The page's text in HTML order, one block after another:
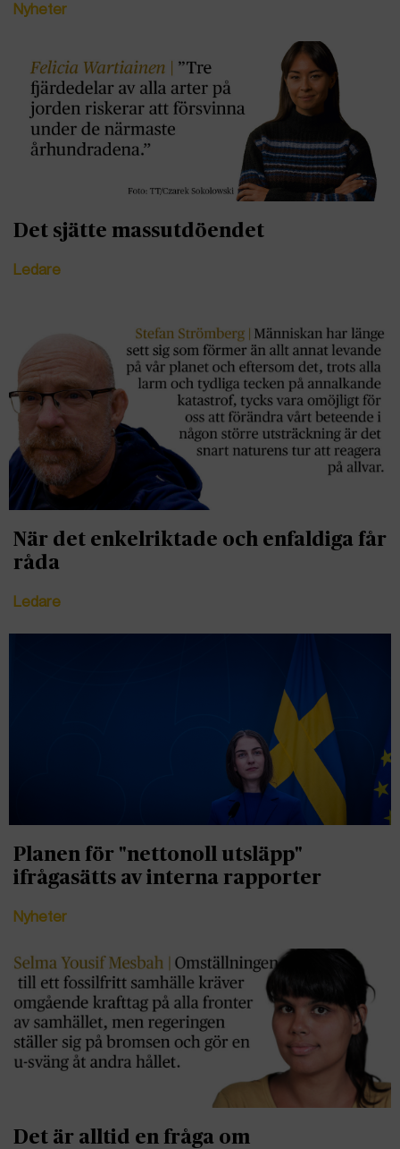
Nyheter
Det sjätte massutdöendet
Ledare
När det enkelriktade och enfaldiga får
råda
Ledare
Planen för "nettonoll utsläpp"
ifrågasätts av interna rapporter
Nyheter
Det är alltid en fråga om